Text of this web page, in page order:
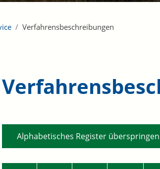
Verfahrensbeschreibungen
Alphabetisches Register überspringen